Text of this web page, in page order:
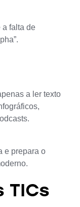
a falta de
a ler texto
e prepara o
TICs